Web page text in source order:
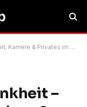
& Privates im Überblick
–